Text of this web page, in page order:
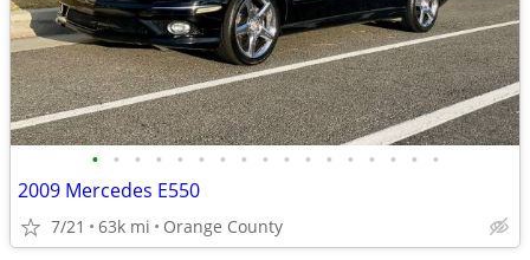
• • • • • • • • • • • • • • • • •
2009 Mercedes E550
7/21 63k mi Orange County